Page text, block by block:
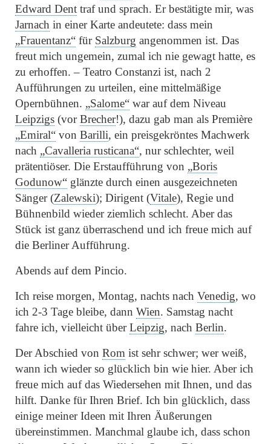
Edward Dent traf und sprach. Er bestätigte mir, was
Jarnach in einer Karte andeutete: dass mein
„Frauentanz“ für Salzburg angenommen ist. Das
freut mich ungemein, zumal ich nie gewagt hatte, es
zu erhoffen. – Teatro Constanzi ist, nach 2
Aufführungen zu urteilen, eine mittelmäßige
Opernbühnen. „Salome“ war auf dem Niveau
Leipzigs (vorBrecher!), dazu gab man als Première
„Emiral“ von Barilli, ein preisgekröntes Machwerk
nach „Cavalleria rusticana“, nur schlechter, weil
prätentiöser. Die Erstaufführung von „Boris
Godunow“ glänzte durch einen ausgezeichneten
Sänger (Zalewski); Dirigent (Vitale), Regie und
Bühnenbild wieder ziemlich schlecht. Aber das
Stück ist ganz überraschend und ich freue mich auf
die Berliner Aufführung.
Abends auf dem Pincio.
Ich reise morgen, Montag, nachts nach Venedig, wo
ich 2-3 Tage bleibe, dann Wien. Samstag nacht
fahre ich, vielleicht überLeipzig, nach Berlin.
Der Abschied von Rom ist sehr schwer; wer weiß,
wann ich wieder so glücklich bin wie hier. Aber ich
freue mich auf das Wiedersehen mit Ihnen, und das
hilft. Danke für Ihren Brief. Ich bin glücklich, dass
einige meiner Ideen mit Ihren Äußerungen
übereinstimmen. Manchmal glaube ich, dass schon